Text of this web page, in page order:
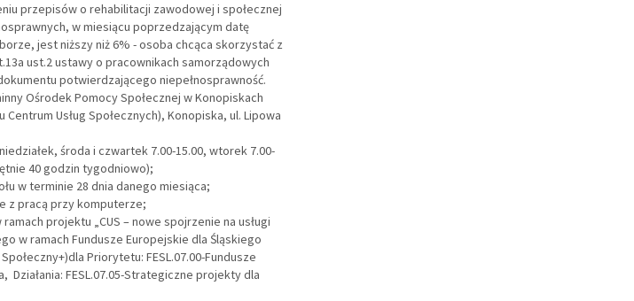
przepisów o rehabilitacji zawodowej i społecznej
w miesiącu poprzedzającym datę
jest niższy niż 6% - osoba chcąca skorzystać z
ust.2 ustawy o pracownikach samorządowych
potwierdzającego niepełnosprawność.
Ośrodek Pomocy Społecznej w Konopiskach
Usług Społecznych), Konopiska, ul. Lipowa
środa i czwartek 7.00-15.00, wtorek 7.00-
40 godzin tygodniowo);
w terminie 28 dnia danego miesiąca;
z pracą przy komputerze;
projektu „CUS – nowe spojrzenie na usługi
w ramach Fundusze Europejskie dla Śląskiego
Priorytetu: FESL.07.00-Fundusze
Działania: FESL.07.05-Strategiczne projekty dla